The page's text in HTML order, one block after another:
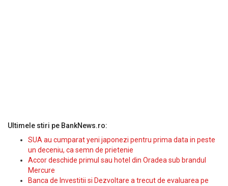
Ultimele stiri pe BankNews.ro:
SUA au cumparat yeni japonezi pentru prima data in peste
un deceniu, ca semn de prietenie
Accor deschide primul sau hotel din Oradea sub brandul
Mercure
Banca de Investitii si Dezvoltare a trecut de evaluarea pe